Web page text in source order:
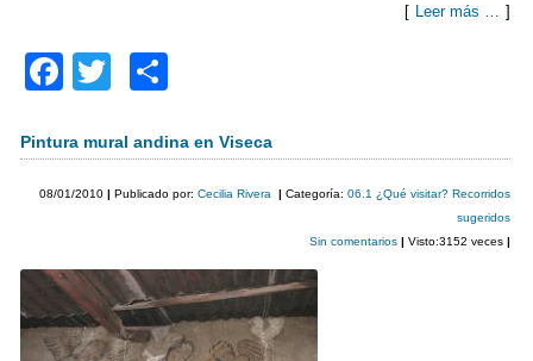
[ Leer más … ]
F
c
e
o
o
k
tt
er
m
p
tir
Pintura mural andina en Viseca
08/01/2010 | Publicado por:Cecilia Rivera |Categoría:06.1 ¿Qué visitar? Recorridos
sugeridos
Sin comentarios| Visto:3152 veces|